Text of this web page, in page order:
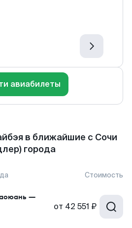
авиабилеты
в ближайшие с Сочи
города
Стоимость
—
от 42 551 ₽